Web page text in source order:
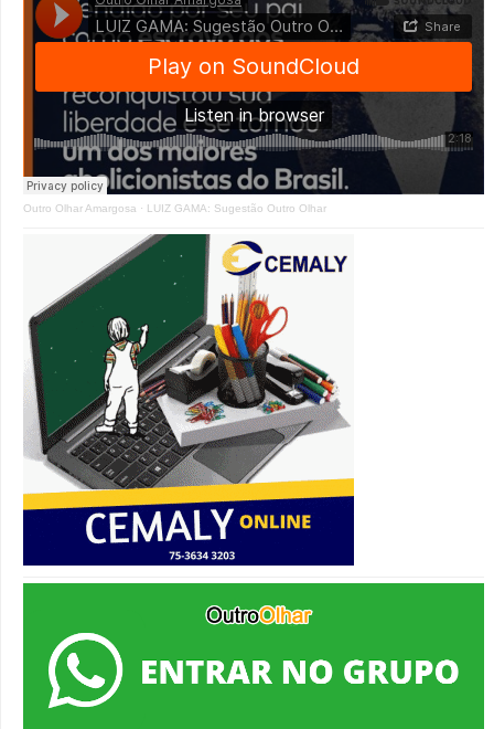
Outro Olhar Amargosa · LUIZ GAMA: Sugestão Outro Olhar